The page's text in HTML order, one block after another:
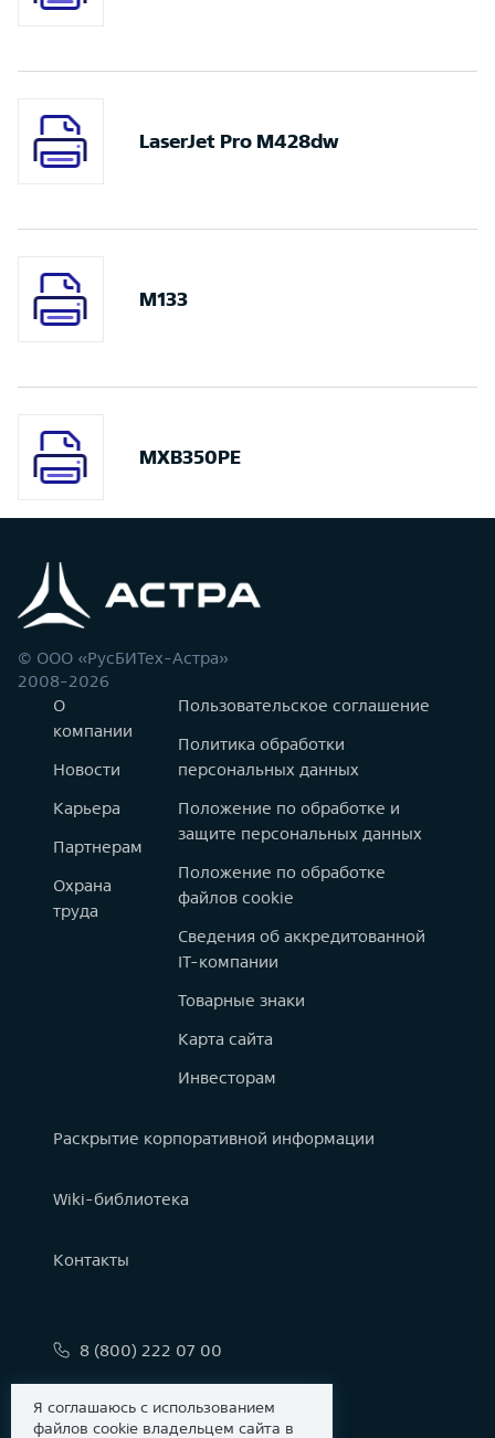
LaserJet Pro M428dw
M133
MXB350PE
© ООО «РусБИТех-Астра»
2008-2026
О
компании
Новости
Карьера
Партнерам
Охрана
труда
Пользовательское соглашение
Политика обработки
персональных данных
Положение по обработке и
защите персональных данных
Положение по обработке
файлов cookie
Сведения об аккредитованной
IT-компании
Товарные знаки
Карта сайта
Инвесторам
Раскрытие корпоративной информации
Wiki-библиотека
Контакты
8 (800) 222 07 00
Я соглашаюсь с использованием
файлов cookie владельцем сайта в